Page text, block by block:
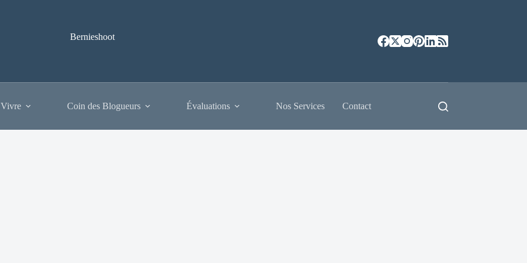
Bernieshoot
Coin des Blogueurs Évaluations Nos Services Contact